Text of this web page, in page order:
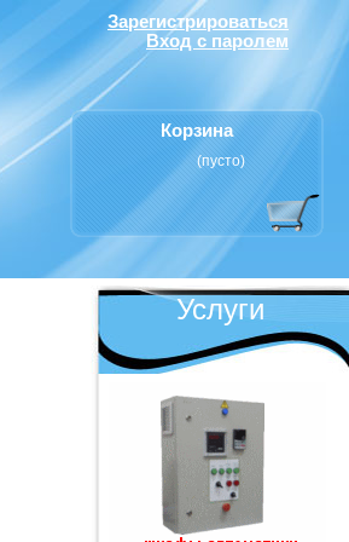
Зарегистрироваться
Вход с паролем
Корзина
(пусто)
Услуги